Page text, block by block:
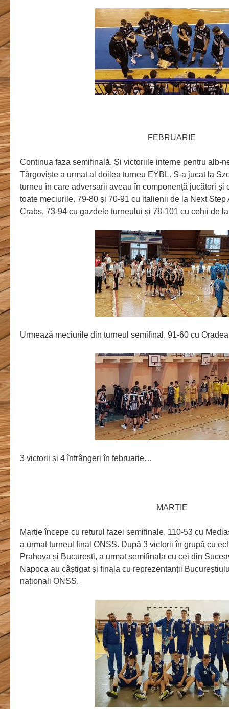
FEBRUARIE
Continua faza semifinală. Și victoriile interne pentru alb-
Târgoviște a urmat al doilea turneu EYBL. S-a jucat la
turneu în care adversarii aveau în componență jucători și
toate meciurile. 79-80 și 70-91 cu italienii de la Next
Crabs, 73-94 cu gazdele turneului și 78-101 cu cehii de
Urmează meciurile din turneul semifinal, 91-60 cu
3 victorii și 4 înfrângeri în februarie…
MARTIE
Martie începe cu returul fazei semifinale. 110-53 cu
a urmat turneul final ONSS. După 3 victorii în grupă cu
Prahova și București, a urmat semifinala cu cei din
Napoca au câștigat și finala cu reprezentanții
naționali ONSS.